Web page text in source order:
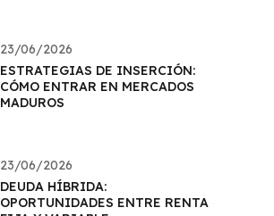
23/06/2026
ESTRATEGIAS DE INSERCIÓN:
CÓMO ENTRAR EN MERCADOS
MADUROS
23/06/2026
DEUDA HÍBRIDA:
OPORTUNIDADES ENTRE RENTA